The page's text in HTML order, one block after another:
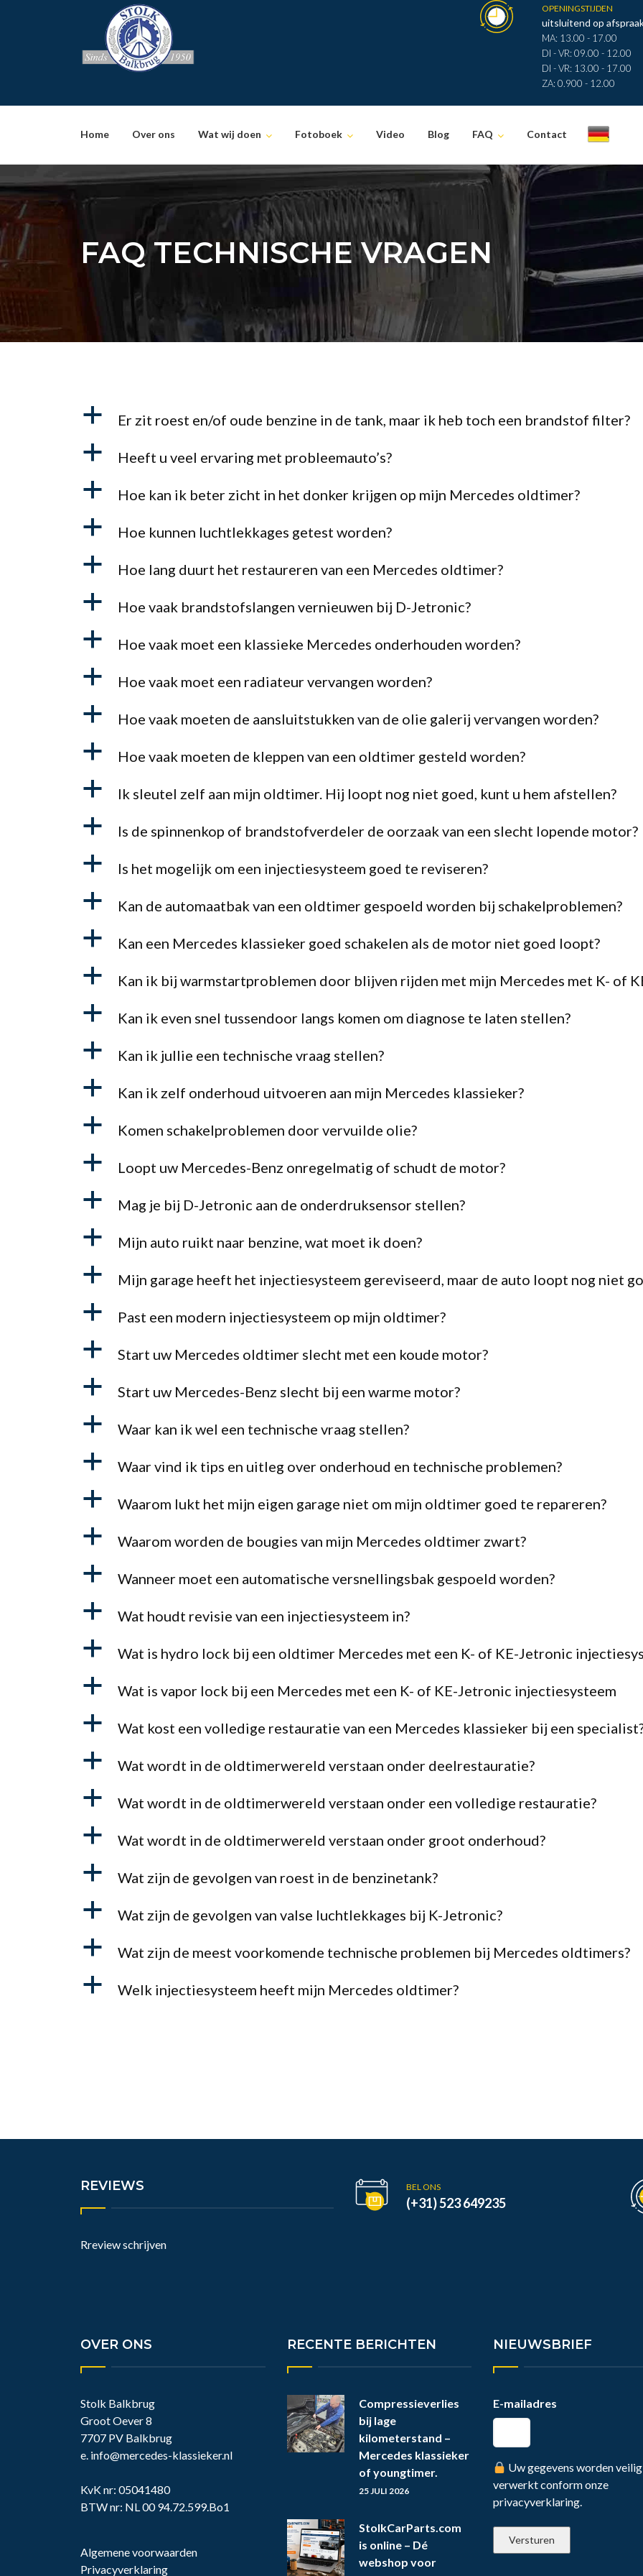
OPENINGSTIJDEN
uitsluitend op
MA: 13.00 - 17.00
DI - VR: 09.00 - 12.00
DI - VR: 13.00 - 17.00
ZA: 0.900 - 12.00
Home Over ons Wat wij doen Fotoboek Video Blog FAQ Contact .
FAQ TECHNISCHE VRAGEN
a Er zit roest en/of oude benzine in de tank, maar ik heb toch een brandstof filter?
a Heeft u veel ervaring met probleemauto’s?
a Hoe kan ik beter zicht in het donker krijgen op mijn Mercedes oldtimer?
a Hoe kunnen luchtlekkages getest worden?
a Hoe lang duurt het restaureren van een Mercedes oldtimer?
a Hoe vaak brandstofslangen vernieuwen bij D-Jetronic?
a Hoe vaak moet een klassieke Mercedes onderhouden worden?
a Hoe vaak moet een radiateur vervangen worden?
a Hoe vaak moeten de aansluitstukken van de olie galerij vervangen worden?
a Hoe vaak moeten de kleppen van een oldtimer gesteld worden?
a Ik sleutel zelf aan mijn oldtimer. Hij loopt nog niet goed, kunt u hem afstellen?
a Is de spinnenkop of brandstofverdeler de oorzaak van een slecht lopende motor?
a Is het mogelijk om een injectiesysteem goed te reviseren?
a Kan de automaatbak van een oldtimer gespoeld worden bij schakelproblemen?
a Kan een Mercedes klassieker goed schakelen als de motor niet goed loopt?
a Kan ik bij warmstartproblemen door blijven rijden met mijn Mercedes met K- of
a Kan ik even snel tussendoor langs komen om diagnose te laten stellen?
a Kan ik jullie een technische vraag stellen?
a Kan ik zelf onderhoud uitvoeren aan mijn Mercedes klassieker?
a Komen schakelproblemen door vervuilde olie?
a Loopt uw Mercedes-Benz onregelmatig of schudt de motor?
a Mag je bij D-Jetronic aan de onderdruksensor stellen?
a Mijn auto ruikt naar benzine, wat moet ik doen?
a Mijn garage heeft het injectiesysteem gereviseerd, maar de auto loopt nog niet
a Past een modern injectiesysteem op mijn oldtimer?
a Start uw Mercedes oldtimer slecht met een koude motor?
a Start uw Mercedes-Benz slecht bij een warme motor?
a Waar kan ik wel een technische vraag stellen?
a Waar vind ik tips en uitleg over onderhoud en technische problemen?
a Waarom lukt het mijn eigen garage niet om mijn oldtimer goed te repareren?
a Waarom worden de bougies van mijn Mercedes oldtimer zwart?
a Wanneer moet een automatische versnellingsbak gespoeld worden?
a Wat houdt revisie van een injectiesysteem in?
a Wat is hydro lock bij een oldtimer Mercedes met een K- of KE-Jetronic
a Wat is vapor lock bij een Mercedes met een K- of KE-Jetronic injectiesysteem
a Wat kost een volledige restauratie van een Mercedes klassieker bij een
a Wat wordt in de oldtimerwereld verstaan onder deelrestauratie?
a Wat wordt in de oldtimerwereld verstaan onder een volledige restauratie?
a Wat wordt in de oldtimerwereld verstaan onder groot onderhoud?
a Wat zijn de gevolgen van roest in de benzinetank?
a Wat zijn de gevolgen van valse luchtlekkages bij K-Jetronic?
a Wat zijn de meest voorkomende technische problemen bij Mercedes oldtimers?
a Welk injectiesysteem heeft mijn Mercedes oldtimer?
REVIEWS
Rreview schrijven
BEL ONS
(+31) 523 649235
OVER ONS
Stolk Balkbrug
Groot Oever 8
7707 PV Balkbrug
e. info@mercedes-klassieker.nl
KvK nr: 05041480
BTW nr: NL 00 94.72.599.Bo1
Algemene voorwaarden
Privacyverklaring
RECENTE BERICHTEN
Compressieverlies
bij lage
kilometerstand –
Mercedes klassieker
of youngtimer.
25 JULI 2026
StolkCarParts.com
is online – Dé
webshop voor
NIEUWSBRIEF
E-mailadres
Uw gegevens worden veilig
verwerkt conform onze
privacyverklaring.